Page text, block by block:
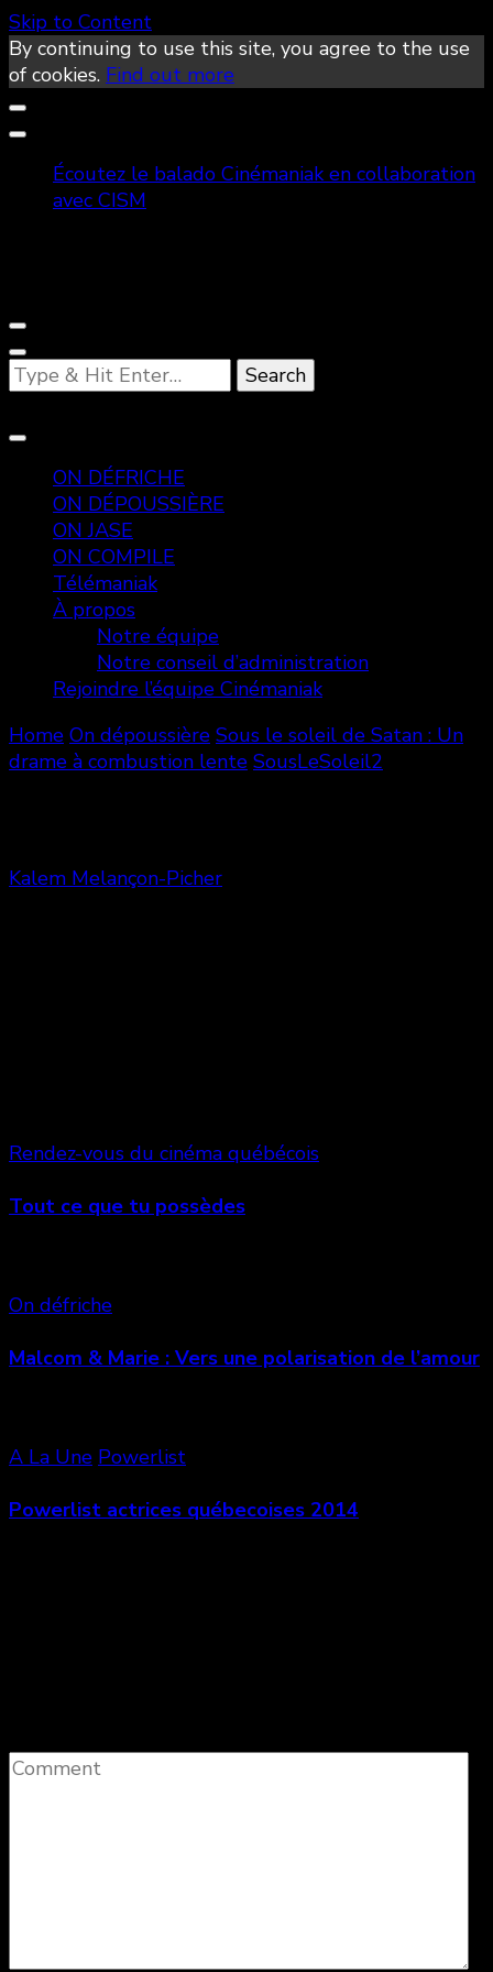
Skip to Content
By continuing to use this site, you agree to the use
of cookies. Find out more
Écoutez le balado Cinémaniak en collaboration
avec CISM
Looking
for
ON DÉFRICHE
ON DÉPOUSSIÈRE
ON JASE
ON COMPILE
Télémaniak
À propos
Notre équipe
Notre conseil d’administration
Rejoindre l’équipe Cinémaniak
Home On dépoussière Sous le soleil de Satan : Un
drame à combustion lente SousLeSoleil2
Kalem Melançon-Picher
Rendez-vous du cinéma québécois
Tout ce que tu possèdes
On défriche
Malcom & Marie : Vers une polarisation de l’amour
A La Une Powerlist
Powerlist actrices québecoises 2014